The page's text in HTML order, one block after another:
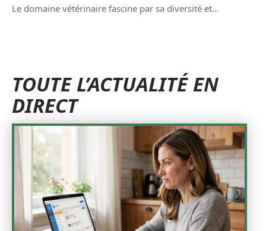
Le domaine vétérinaire fascine par sa diversité et…
TOUTE L’ACTUALITÉ EN
DIRECT